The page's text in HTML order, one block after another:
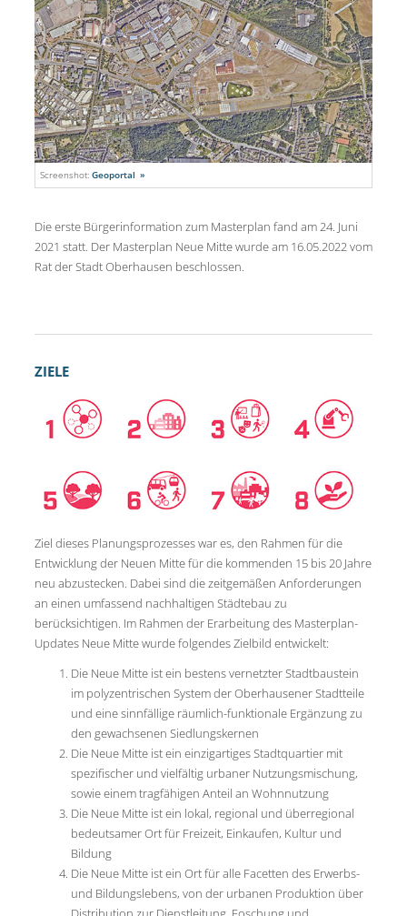
Screenshot: Geoportal
Die erste Bürgerinformation zum Masterplan fand am 24. Juni
2021 statt. Der Masterplan Neue Mitte wurde am 16.05.2022 vom
Rat der Stadt Oberhausen beschlossen.
ZIELE
Ziel dieses Planungsprozesses war es, den Rahmen für die
Entwicklung der Neuen Mitte für die kommenden 15 bis 20 Jahre
neu abzustecken. Dabei sind die zeitgemäßen Anforderungen
an einen umfassend nachhaltigen Städtebau zu
berücksichtigen. Im Rahmen der Erarbeitung des Masterplan-
Updates Neue Mitte wurde folgendes Zielbild entwickelt:
Die Neue Mitte ist ein bestens vernetzter Stadtbaustein
im polyzentrischen System der Oberhausener Stadtteile
und eine sinnfällige räumlich-funktionale Ergänzung zu
den gewachsenen Siedlungskernen
Die Neue Mitte ist ein einzigartiges Stadtquartier mit
spezifischer und vielfältig urbaner Nutzungsmischung,
sowie einem tragfähigen Anteil an Wohnnutzung
Die Neue Mitte ist ein lokal, regional und überregional
bedeutsamer Ort für Freizeit, Einkaufen, Kultur und
Bildung
Die Neue Mitte ist ein Ort für alle Facetten des Erwerbs-
und Bildungslebens, von der urbanen Produktion über